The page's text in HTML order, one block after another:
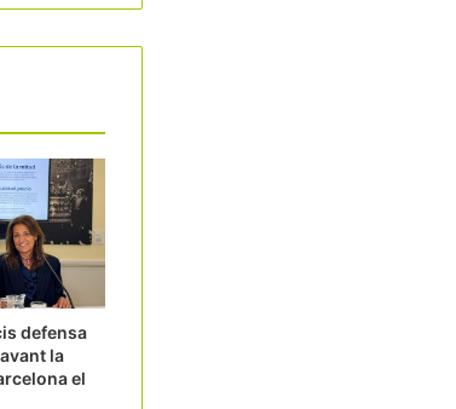
defensa
la
el